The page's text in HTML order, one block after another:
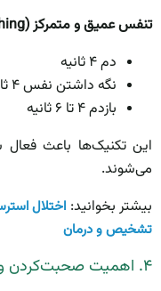
تنفس عمیق و متمرکز (Diaphragmatic breathing):
دم ۴ ثانیه
نگه داشتن نفس ۴ ثانیه
بازدم ۴ تا ۶ ثانیه
این تکنیک‌ها باعث فعال
می‌شوند.
بیشتر بخوانید:
تشخیص و درمان
۴. اهمیت صحبت‌کردن و حفظ پیوندهای انسانی